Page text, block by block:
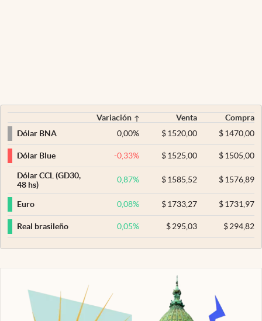
Variación Venta
Compra
Dólar BNA
0,00% $ 1520,00 $1470,00
Dólar Blue -0,33% $ 1525,00 $1505,00
Dólar CCL (GD30,
48 hs)
0,87% $ 1585,52 $1576,89
Euro 0,08% $ 1733,27 $1731,97
Real brasileño 0,05% $ 295,03 $294,82